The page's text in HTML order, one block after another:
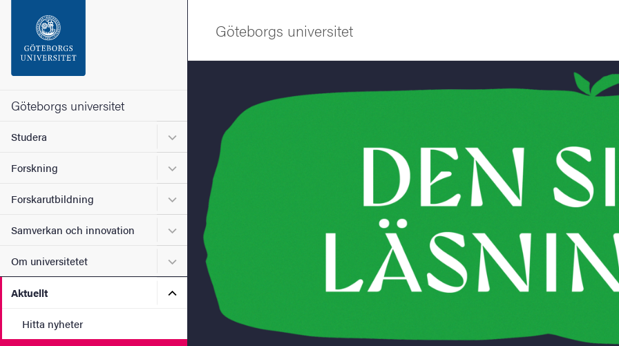
Sidfoten
Om webbplatsen
Göteborgs universitet
Studera Undermeny för Studera
Forskning Undermeny för Forskning
Forskarutbildning Undermeny för Forskarutbildning
Samverkan och innovation Undermeny för Samverkan och innovation
Om universitetet Undermeny för Om universitetet
Aktuellt Undermeny för Aktuellt
Hitta nyheter
Göteborgs universitet
Bild